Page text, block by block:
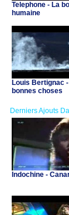
Telephone - La
humaine
Louis Bertignac -
bonnes choses
Derniers Ajouts
Indochine -